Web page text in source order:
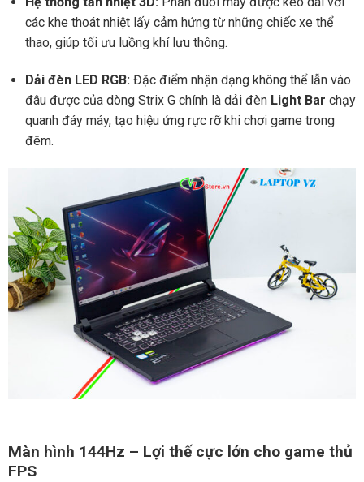
các khe thoát nhiệt lấy cảm hứng từ những chiếc xe thể
thao, giúp tối ưu luồng khí lưu thông.
Dải đèn LED RGB:Đặc điểm nhận dạng không thể lẫn vào
đâu được của dòng Strix G chính là dải đèn Light Bar chạy
quanh đáy máy, tạo hiệu ứng rực rỡ khi chơi game trong
đêm.
Màn hình 144Hz – Lợi thế cực lớn cho game thủ
FPS